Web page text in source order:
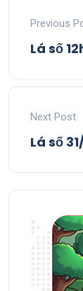
Previous
Lá số
Next Post
Lá số